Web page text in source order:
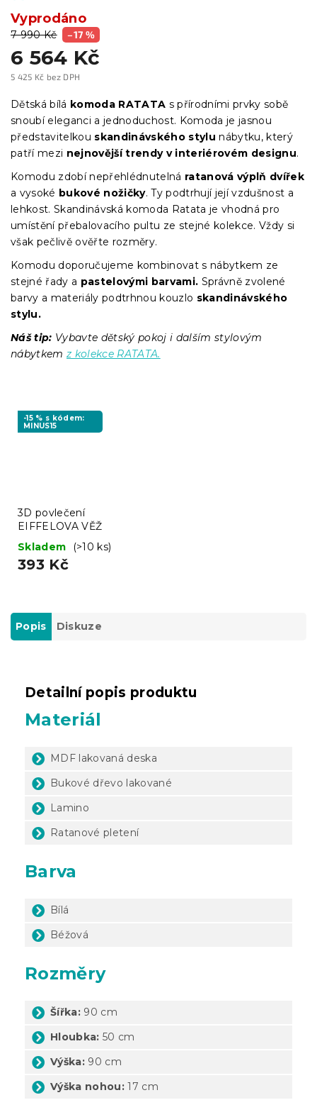
7 990 Kč –17 %
6 564 Kč
5 425 Kč bez DPH
cena:
Vyprodáno
Dětská bílá komoda RATATA s přírodními prvky sobě
snoubí eleganci a jednoduchost. Komoda je jasnou
představitelkou skandinávského stylu nábytku, který
patří mezi nejnovější trendy v interiérovém designu.
Komodu zdobí nepřehlédnutelná ratanová výplň dvířek
a vysoké bukové nožičky. Ty podtrhují její vzdušnost a
lehkost. Skandinávská komoda Ratata je vhodná pro
umístění přebalovacího pultu ze stejné kolekce. Vždy si
však pečlivě ověřte rozměry.
Komodu doporučujeme kombinovat s nábytkem ze
stejné řady a pastelovými barvami. Správně zvolené
barvy a materiály podtrhnou kouzlo skandinávského
stylu.
Náš tip: Vybavte dětský pokoj i dalším stylovým
nábytkem z kolekce RATATA.
-15 % s kódem:
MINUS15
3D povlečení
EIFFELOVA VĚŽ
Skladem
(>10 ks)
393 Kč
Popis Diskuze
Detailní popis produktu
Materiál
MDF lakovaná deska
Bukové dřevo lakované
Lamino
Ratanové pletení
Barva
Bílá
Béžová
Rozměry
Šířka: 90 cm
Hloubka: 50 cm
Výška: 90 cm
Výška nohou: 17 cm